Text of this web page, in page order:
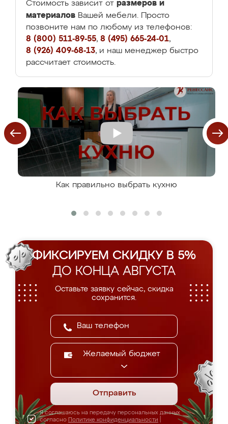
Стоимость зависит от размеров и
материалов Вашей мебели. Просто
позвоните нам по любому из телефонов:
8 (800) 511-89-55, 8 (495) 665-24-01,
8 (926) 409-68-13, и наш менеджер быстро
рассчитает стоимость.
Как правильно выбрать кухню
ФИКСИРУЕМ СКИДКУ В 5%
ДО КОНЦА АВГУСТА
Оставьте заявку сейчас, скидка
сохранится.
Желаемый бюджет
Отправить
Я соглашаюсь на передачу персональных данных
согласно Политике конфиденциальности